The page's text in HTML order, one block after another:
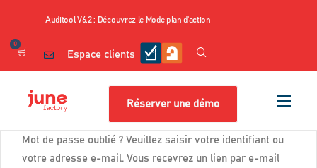
Auditool V6.2 : Découvrez le Mode plan d'action
0
Espace clients
Cas d’usage
Réserver une démo
Mot de passe oublié ? Veuillez saisir votre identifiant ou
votre adresse e-mail. Vous recevrez un lien par e-mail